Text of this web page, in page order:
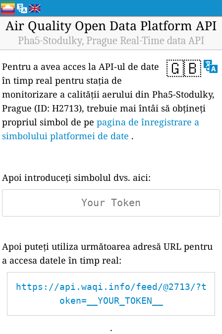
Air Quality Open Data Platform API
Pha5-Stodulky, Prague Real-Time data API
🇬🇧
Pentru a avea acces la API-ul de date
în timp real pentru stația de
monitorizare a calității aerului din Pha5-Stodulky,
Prague (ID: H2713), trebuie mai întâi să obțineți
propriul simbol de pepagina de înregistrare a
simbolului platformei de date .
Apoi introduceți simbolul dvs. aici:
Apoi puteți utiliza următoarea adresă URL pentru
a accesa datele în timp real:
https://api.waqi.info/feed/@2713/?t
oken=__YOUR_TOKEN__
.